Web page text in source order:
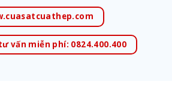
vấn miễn phí: 0824.400.400